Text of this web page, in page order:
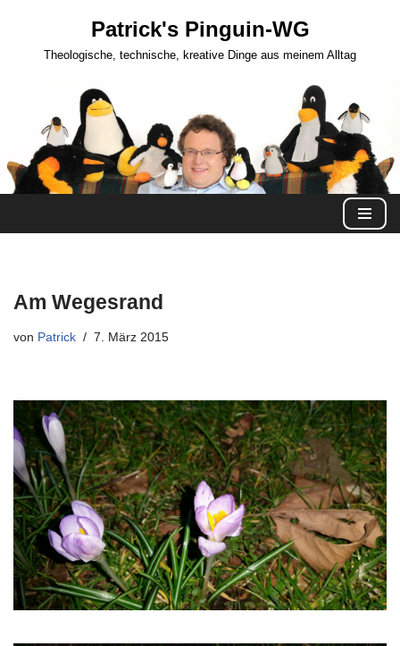
Patrick's Pinguin-WG
Theologische, technische, kreative Dinge aus meinem Alltag
Am Wegesrand
von Patrick 7. März 2015